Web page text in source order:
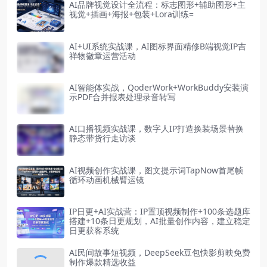
AI品牌视觉设计全流程：标志图形+辅助图形+主
视觉+插画+海报+包装+Lora训练=
AI+UI系统实战课，AI图标界面精修B端视觉IP吉
祥物徽章运营活动
AI智能体实战，QoderWork+WorkBuddy安装演
示PDF合并报表处理录音转写
AI口播视频实战课，数字人IP打造换装场景替换
静态带货行走访谈
AI视频创作实战课，图文提示词TapNow首尾帧
循环动画机械臂运镜
IP日更+AI实战营：IP置顶视频制作+100条选题库
搭建+10条日更规划，AI批量创作内容，建立稳定
日更获客系统
AI民间故事短视频，DeepSeek豆包快影剪映免费
制作爆款精选收益